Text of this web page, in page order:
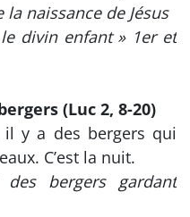
naissance de Jésus
divin enfant » 1er et
(Luc 2, 8-20)
il y a des bergers qui
C’est la nuit.
bergers gardant